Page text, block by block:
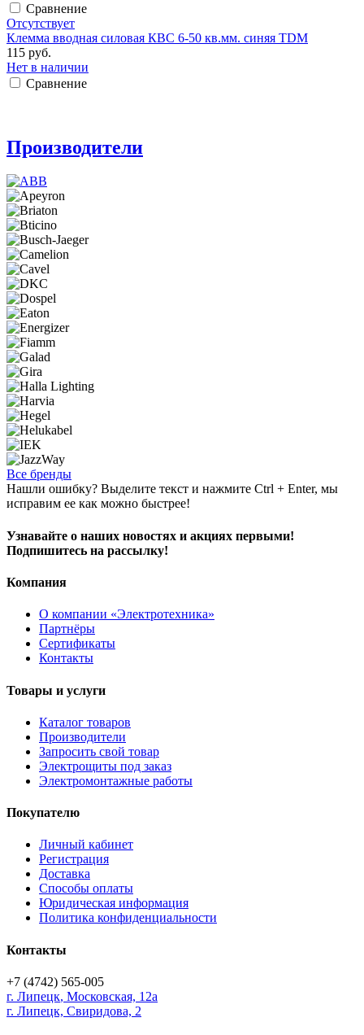
Сравнение
Отсутствует
Клемма вводная силовая КВС 6-50 кв.мм. синяя TDM
115 руб.
Нет в наличии
Сравнение
Производители
Все бренды
Нашли ошибку? Выделите текст и нажмите Ctrl + Enter, мы
исправим ее как можно быстрее!
Узнавайте о наших новостях и акциях первыми!
Подпишитесь на рассылку!
Компания
О компании «Электротехника»
Партнёры
Сертификаты
Контакты
Товары и услуги
Каталог товаров
Производители
Запросить свой товар
Электрощиты под заказ
Электромонтажные работы
Покупателю
Личный кабинет
Регистрация
Доставка
Способы оплаты
Юридическая информация
Политика конфиденциальности
Контакты
+7 (4742) 565-005
г. Липецк, Московская, 12а
г. Липецк, Свиридова, 2